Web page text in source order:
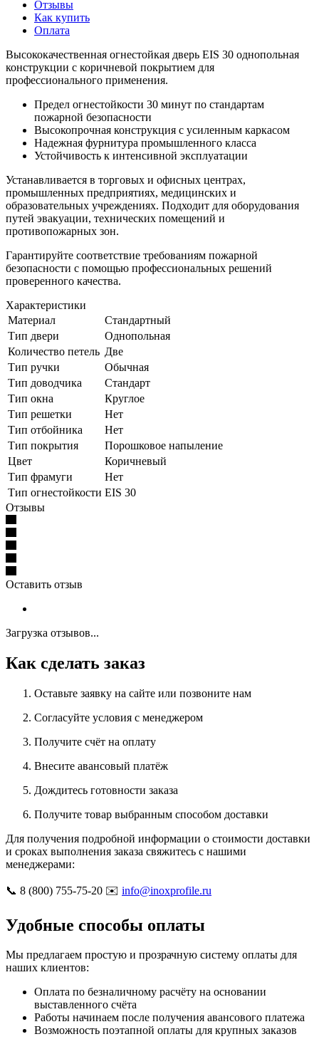
Отзывы
Как купить
Оплата
Высококачественная огнестойкая дверь EIS 30 однопольная
конструкции с коричневой покрытием для
профессионального применения.
Предел огнестойкости 30 минут по стандартам
пожарной безопасности
Высокопрочная конструкция с усиленным каркасом
Надежная фурнитура промышленного класса
Устойчивость к интенсивной эксплуатации
Устанавливается в торговых и офисных центрах,
промышленных предприятиях, медицинских и
образовательных учреждениях. Подходит для оборудования
путей эвакуации, технических помещений и
противопожарных зон.
Гарантируйте соответствие требованиям пожарной
безопасности с помощью профессиональных решений
проверенного качества.
Характеристики
Материал
Стандартный
Тип двери
Однопольная
Количество петель Две
Тип ручки
Обычная
Тип доводчика
Стандарт
Тип окна
Круглое
Тип решетки
Нет
Тип отбойника
Нет
Тип покрытия
Порошковое напыление
Цвет
Коричневый
Тип фрамуги
Нет
Тип огнестойкости EIS 30
Отзывы
Оставить отзыв
Загрузка отзывов...
Как сделать заказ
Оставьте заявку на сайте или позвоните нам
Согласуйте условия с менеджером
Получите счёт на оплату
Внесите авансовый платёж
Дождитесь готовности заказа
Получите товар выбранным способом доставки
Для получения подробной информации о стоимости доставки
и сроках выполнения заказа свяжитесь с нашими
менеджерами:
📞 8 (800) 755-75-20 ✉️ info@inoxprofile.ru
Удобные способы оплаты
Мы предлагаем простую и прозрачную систему оплаты для
наших клиентов:
Оплата по безналичному расчёту на основании
выставленного счёта
Работы начинаем после получения авансового платежа
Возможность поэтапной оплаты для крупных заказов